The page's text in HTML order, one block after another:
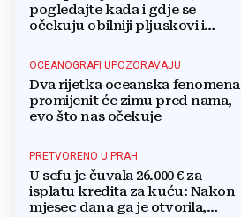
pogledajte kada i gdje se
očekuju obilniji pljuskovi i
OCEANOGRAFI UPOZORAVAJU
Dva rijetka oceanska fenomena
promijenit će zimu pred nama,
evo što nas očekuje
PRETVORENO U PRAH
U sefu je čuvala 26.000 € za
isplatu kredita za kuću: Nakon
mjesec dana ga je otvorila,